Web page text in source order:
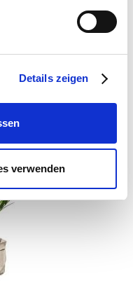
Details zeigen
verwenden